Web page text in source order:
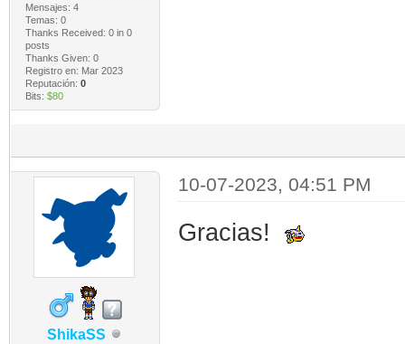
Mensajes: 4
Temas: 0
Thanks Received: 0in 0
posts
Thanks Given: 0
Registro en: Mar 2023
Reputación: 0
Bits: $80
ShikaSS
10-07-2023, 04:51 PM
Gracias!